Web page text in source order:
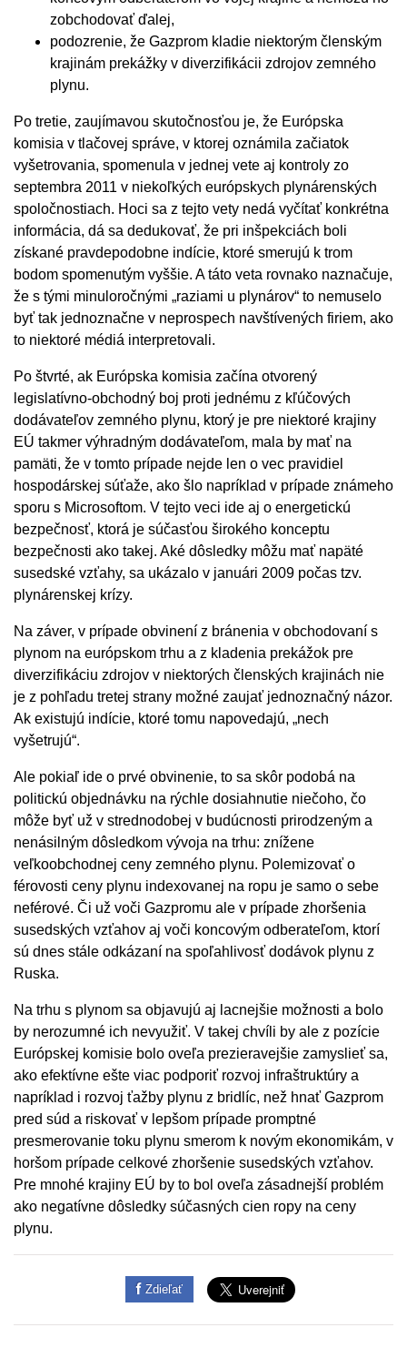
zobchodovať ďalej,
podozrenie, že Gazprom kladie niektorým členským
krajinám prekážky v diverzifikácii zdrojov zemného
plynu.
Po tretie, zaujímavou skutočnosťou je, že Európska
komisia v tlačovej správe, v ktorej oznámila začiatok
vyšetrovania, spomenula v jednej vete aj kontroly zo
septembra 2011 v niekoľkých európskych plynárenských
spoločnostiach. Hoci sa z tejto vety nedá vyčítať konkrétna
informácia, dá sa dedukovať, že pri inšpekciách boli
získané pravdepodobne indície, ktoré smerujú k trom
bodom spomenutým vyššie. A táto veta rovnako naznačuje,
že s tými minuloročnými „raziami u plynárov“ to nemuselo
byť tak jednoznačne v neprospech navštívených firiem, ako
to niektoré médiá interpretovali.
Po štvrté, ak Európska komisia začína otvorený
legislatívno-obchodný boj proti jednému z kľúčových
dodávateľov zemného plynu, ktorý je pre niektoré krajiny
EÚ takmer výhradným dodávateľom, mala by mať na
pamäti, že v tomto prípade nejde len o vec pravidiel
hospodárskej súťaže, ako šlo napríklad v prípade známeho
sporu s Microsoftom. V tejto veci ide aj o energetickú
bezpečnosť, ktorá je súčasťou širokého konceptu
bezpečnosti ako takej. Aké dôsledky môžu mať napäté
susedské vzťahy, sa ukázalo v januári 2009 počas tzv.
plynárenskej krízy.
Na záver, v prípade obvinení z bránenia v obchodovaní s
plynom na európskom trhu a z kladenia prekážok pre
diverzifikáciu zdrojov v niektorých členských krajinách nie
je z pohľadu tretej strany možné zaujať jednoznačný názor.
Ak existujú indície, ktoré tomu napovedajú, „nech
vyšetrujú“.
Ale pokiaľ ide o prvé obvinenie, to sa skôr podobá na
politickú objednávku na rýchle dosiahnutie niečoho, čo
môže byť už v strednodobej v budúcnosti prirodzeným a
nenásilným dôsledkom vývoja na trhu: znížene
veľkoobchodnej ceny zemného plynu. Polemizovať o
férovosti ceny plynu indexovanej na ropu je samo o sebe
neférové. Či už voči Gazpromu ale v prípade zhoršenia
susedských vzťahov aj voči koncovým odberateľom, ktorí
sú dnes stále odkázaní na spoľahlivosť dodávok plynu z
Ruska.
Na trhu s plynom sa objavujú aj lacnejšie možnosti a bolo
by nerozumné ich nevyužiť. V takej chvíli by ale z pozície
Európskej komisie bolo oveľa prezieravejšie zamyslieť sa,
ako efektívne ešte viac podporiť rozvoj infraštruktúry a
napríklad i rozvoj ťažby plynu z bridlíc, než hnať Gazprom
pred súd a riskovať v lepšom prípade promptné
presmerovanie toku plynu smerom k novým ekonomikám, v
horšom prípade celkové zhoršenie susedských vzťahov.
Pre mnohé krajiny EÚ by to bol oveľa zásadnejší problém
ako negatívne dôsledky súčasných cien ropy na ceny
plynu.
Zdieľať